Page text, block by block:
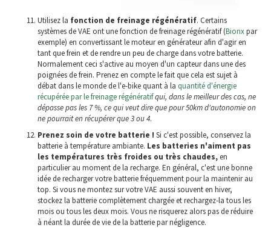
Utilisez la fonction de freinage régénératif. Certains
systèmes de VAE ont une fonction de freinage régénératif (Bionxpar
exemple) en convertissant le moteur en générateur afin d'agir en
tant que frein et de rendre un peu de charge dans votre batterie.
Normalement ceci s'active au moyen d'un capteur dans une des
poignées de frein. Prenez en compte le fait que cela est sujet à
débat dans le monde de l'e-bike quant à laquantité d'énergie
récupérée par le freinage régénératifqui, dans le meilleur des cas, ne
dépasse pas les 7 %, ce qui veut dire que pour 50km d'autonomie on
ne pourrait en récupérer que 3 ou 4.
Prenez soin de votre batterie ! Si c'est possible, conservez la
batterie à température ambiante. Les batteries n'aiment pas
les températures très froides ou très chaudes,en
particulier au moment de la recharge. En général, c'est une bonne
idée de recharger votre batterie fréquemment pour la maintenir au
top. Si vous ne montez sur votre VAE aussi souvent en hiver,
stockez la batterie complètement chargée et rechargez-la tous les
mois ou tous les deux mois. Vous ne risquerez alors pas de réduire
à néant la durée de vie de la batterie par négligence.